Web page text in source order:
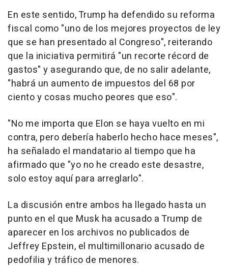
En este sentido, Trump ha defendido su reforma
fiscal como "uno de los mejores proyectos de ley
que se han presentado al Congreso", reiterando
que la iniciativa permitirá "un recorte récord de
gastos" y asegurando que, de no salir adelante,
"habrá un aumento de impuestos del 68 por
ciento y cosas mucho peores que eso".
"No me importa que Elon se haya vuelto en mi
contra, pero debería haberlo hecho hace meses",
ha señalado el mandatario al tiempo que ha
afirmado que "yo no he creado este desastre,
solo estoy aquí para arreglarlo".
La discusión entre ambos ha llegado hasta un
punto en el que Musk ha acusado a Trump de
aparecer en los archivos no publicados de
Jeffrey Epstein, el multimillonario acusado de
pedofilia y tráfico de menores.